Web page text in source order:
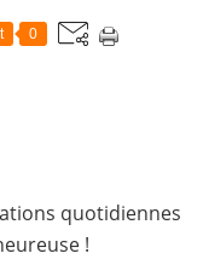
0
quotidiennes
!